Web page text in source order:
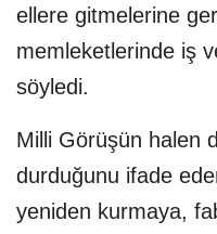
ellere gitmelerine
memleketlerinde iş
söyledi.
Milli Görüşün halen
durduğunu ifade
yeniden kurmaya,